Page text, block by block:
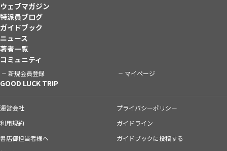
ウェブマガジン
特派員ブログ
ガイドブック
ニュース
著者一覧
コミュニティ
新規会員登録 マイページ
GOOD LUCK TRIP
運営会社
プライバシーポリシー
利用規約
ガイドライン
書店御担当者様へ
ガイドブックに投稿する